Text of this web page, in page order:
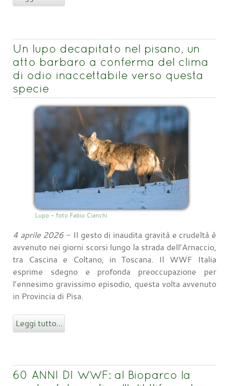
Un lupo decapitato nel pisano, un
atto barbaro a conferma del clima
di odio inaccettabile verso questa
specie
Lupo - foto Fabio Cianchi
4 aprile 2026- Il gesto di inaudita gravità e crudeltà è
avvenuto nei giorni scorsi lungo la strada dell’Arnaccio,
tra Cascina e Coltano, in Toscana. Il WWF Italia
esprime sdegno e profonda preoccupazione per
l’ennesimo gravissimo episodio, questa volta avvenuto
in Provincia di Pisa.
Leggi tutto...
60 ANNI DI WWF: al Bioparco la